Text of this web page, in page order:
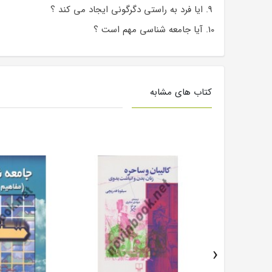
ایا فرد به راستی دگرگونی ایجاد می کند ؟
آیا جامعه شناسی مهم است ؟
کتاب های مشابه
›